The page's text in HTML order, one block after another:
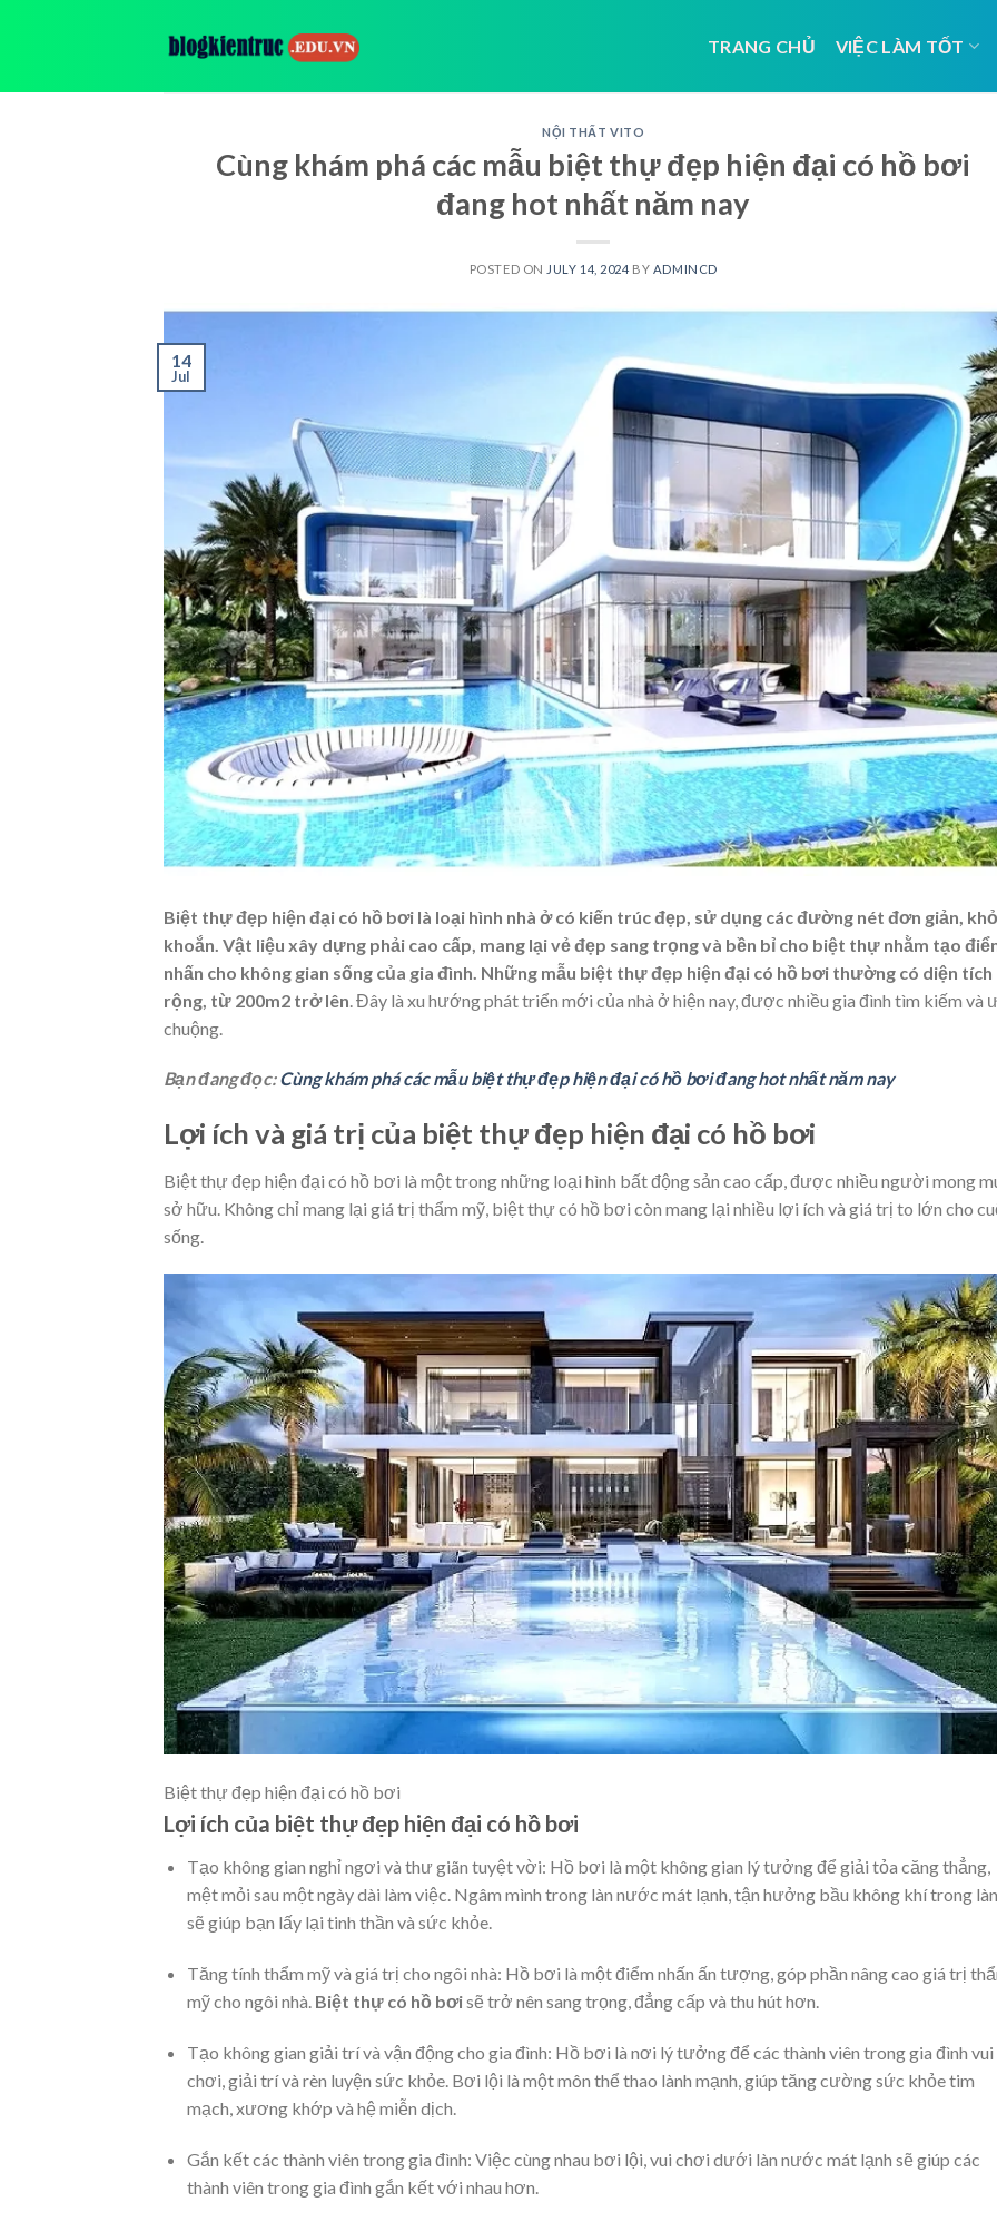
TRANG CHỦ VIỆC LÀM TỐT
NỘI THẤT VITO
Cùng khám phá các mẫu biệt thự đẹp hiện đại có hồ bơi
đang hot nhất năm nay
POSTED ON JULY 14, 2024 BY ADMINCD
14
Jul
Biệt thự đẹp hiện đại có hồ bơi là loại hình nhà ở có kiến trúc đẹp, sử dụng các đường nét đơn giản,
khoắn. Vật liệu xây dựng phải cao cấp, mang lại vẻ đẹp sang trọng và bền bỉ cho biệt thự nhằm tạo
nhấn cho không gian sống của gia đình. Những mẫu biệt thự đẹp hiện đại có hồ bơi thường có diện tích
rộng, từ 200m2 trở lên . Đây là xu hướng phát triển mới của nhà ở hiện nay, được nhiều gia đình tìm kiếm và
chuộng.
Bạn đang đọc:Cùng khám phá các mẫu biệt thự đẹp hiện đại có hồ bơi đang hot nhất năm nay
Lợi ích và giá trị của biệt thự đẹp hiện đại có hồ bơi
Biệt thự đẹp hiện đại có hồ bơi là một trong những loại hình bất động sản cao cấp, được nhiều người mong
sở hữu. Không chỉ mang lại giá trị thẩm mỹ, biệt thự có hồ bơi còn mang lại nhiều lợi ích và giá trị to lớn cho
sống.
Biệt thự đẹp hiện đại có hồ bơi
Lợi ích của biệt thự đẹp hiện đại có hồ bơi
Tạo không gian nghỉ ngơi và thư giãn tuyệt vời: Hồ bơi là một không gian lý tưởng để giải tỏa căng thẳng,
mệt mỏi sau một ngày dài làm việc. Ngâm mình trong làn nước mát lạnh, tận hưởng bầu không khí trong
sẽ giúp bạn lấy lại tinh thần và sức khỏe.
Tăng tính thẩm mỹ và giá trị cho ngôi nhà: Hồ bơi là một điểm nhấn ấn tượng, góp phần nâng cao giá trị
mỹ cho ngôi nhà. Biệt thự có hồ bơisẽ trở nên sang trọng, đẳng cấp và thu hút hơn.
Tạo không gian giải trí và vận động cho gia đình: Hồ bơi là nơi lý tưởng để các thành viên trong gia đình vui
chơi, giải trí và rèn luyện sức khỏe. Bơi lội là một môn thể thao lành mạnh, giúp tăng cường sức khỏe tim
mạch, xương khớp và hệ miễn dịch.
Gắn kết các thành viên trong gia đình: Việc cùng nhau bơi lội, vui chơi dưới làn nước mát lạnh sẽ giúp các
thành viên trong gia đình gắn kết với nhau hơn.